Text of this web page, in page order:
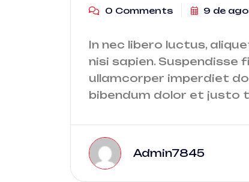
0 Comments 9 de
In nec libero luctus,
nisi sapien. Suspendisse
ullamcorper imperdiet
bibendum dolor et justo
Admin7845